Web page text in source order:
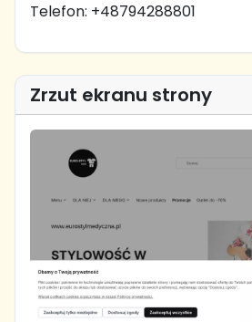
Telefon: +48794288801
Zrzut ekranu strony